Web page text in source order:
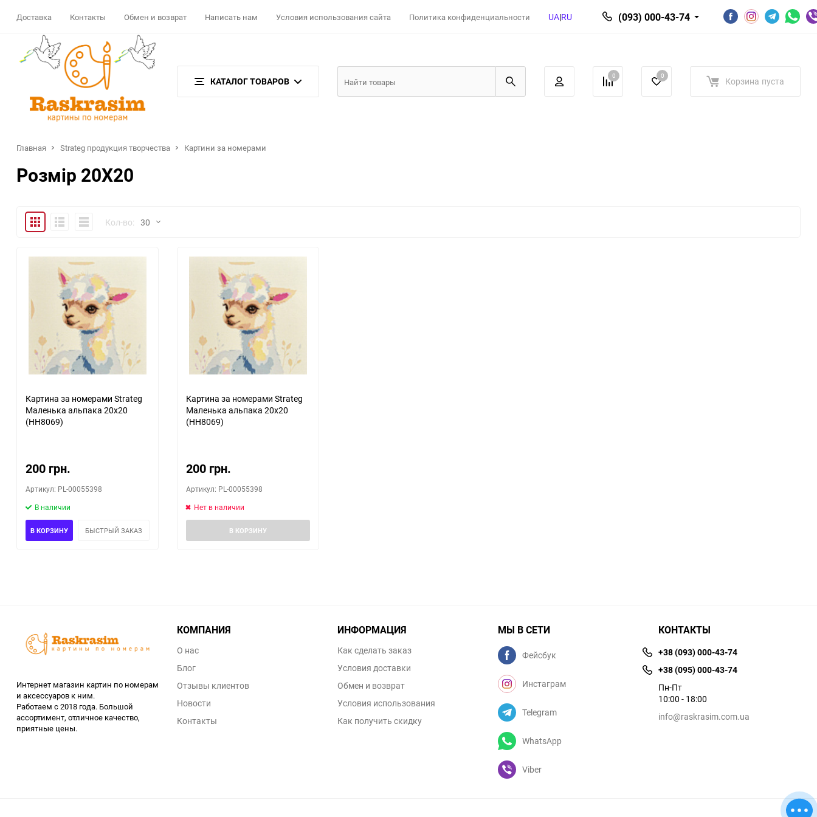
Доставка Контакты Обмен и возврат Написать нам Условия использования сайта Политика конфиденциальности UA|RU (093) 000-43-74
КАТАЛОГ ТОВАРОВ 0 0 Корзина пуста
Главная Strateg продукция творчества Картини за номерами
Розмір 20Х20
ПлиткаПодробноКомпактноКол-во: 30
30
90
150
Картина за номерами Strateg
Маленька альпака 20х20
(HH8069)
200 грн.
Артикул: PL-00055398
В наличии
В КОРЗИНУ БЫСТРЫЙ ЗАКАЗ
Картина за номерами Strateg
Маленька альпака 20х20
(HH8069)
200 грн.
Артикул: PL-00055398
Нет в наличии
В КОРЗИНУ
Интернет магазин картин по номерам
и аксессуаров к ним.
Работаем с 2018 года. Большой
ассортимент, отличное качество,
приятные цены.
КОМПАНИЯ
О нас
Блог
Отзывы клиентов
Новости
Контакты
ИНФОРМАЦИЯ
Как сделать заказ
Условия доставки
Обмен и возврат
Условия использования
Как получить скидку
МЫ В СЕТИ
Фейсбук
Инстаграм
Telegram
WhatsApp
Viber
КОНТАКТЫ
+38 (093) 000-43-74
+38 (095) 000-43-74
Пн-Пт
10:00 - 18:00
info@raskrasim.com.ua